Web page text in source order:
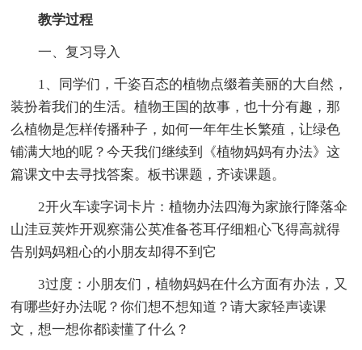
教学过程
一、复习导入
1、同学们，千姿百态的植物点缀着美丽的大自然，
装扮着我们的生活。植物王国的故事，也十分有趣，那
么植物是怎样传播种子，如何一年年生长繁殖，让绿色
铺满大地的呢？今天我们继续到《植物妈妈有办法》这
篇课文中去寻找答案。板书课题，齐读课题。
2开火车读字词卡片：植物办法四海为家旅行降落伞
山洼豆荚炸开观察蒲公英准备苍耳仔细粗心飞得高就得
告别妈妈粗心的小朋友却得不到它
3过度：小朋友们，植物妈妈在什么方面有办法，又
有哪些好办法呢？你们想不想知道？请大家轻声读课
文，想一想你都读懂了什么？